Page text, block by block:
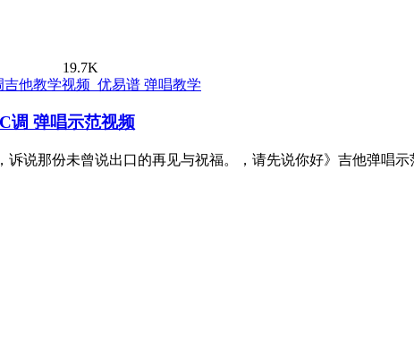
19.7K
弹唱教学
调 弹唱示范视频
诉说那份未曾说出口的再见与祝福。，请先说你好》吉他弹唱